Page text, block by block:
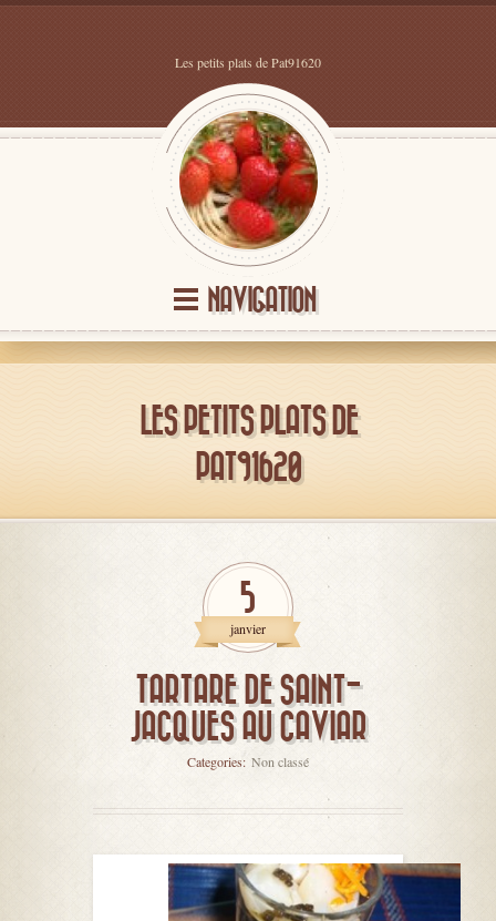
Les petits plats de Pat91620
NAVIGATION
LES PETITS PLATS DE
PAT91620
5
janvier
TARTARE DE SAINT-
JACQUES AU CAVIAR
Categories: Non classé